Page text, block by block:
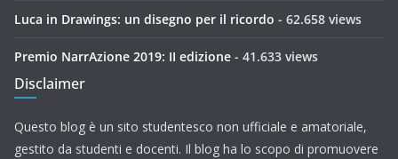
Luca in Drawings: un disegno per il ricordo - 62.658 views
Premio NarrAzione 2019: II edizione - 41.633 views
Disclaimer
Questo blog è un sito studentesco non ufficiale e amatoriale,
gestito da studenti e docenti. Il blog ha lo scopo di promuovere